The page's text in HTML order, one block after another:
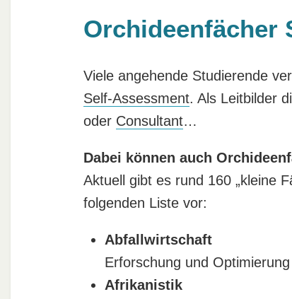
Orchideenfächer
Viele angehende Studierende
Self-Assessment. Als Leitbilder
oder Consultant…
Dabei können auch
Aktuell gibt es rund 160 „kleine
folgenden Liste vor:
Abfallwirtschaft
Erforschung und
Afrikanistik